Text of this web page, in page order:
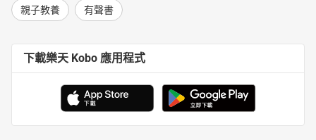
親子教養 有聲書
下載樂天 Kobo 應用程式